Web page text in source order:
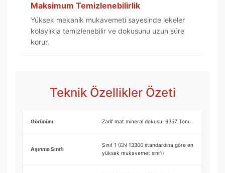
Maksimum Temizlenebilirlik
Yüksek mekanik mukavemeti sayesinde lekeler
kolaylıkla temizlenebilir ve dokusunu uzun süre
korur.
Teknik Özellikler Özeti
Görünüm Zarif mat mineral dokusu, 9357 Tonu
Aşınma Sınıfı
Sınıf 1 (EN 13300 standardına göre en
yüksek mukavemet sınıfı)